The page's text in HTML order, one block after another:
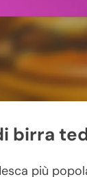
birra
più